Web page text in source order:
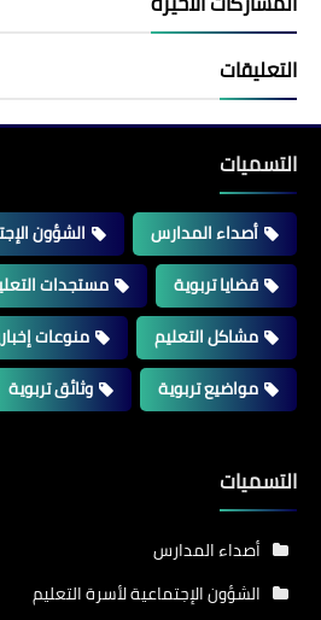
التعليقات
التسميات
أصداء المدارس
الشؤون
قضايا تربوية
مستجدات
مشاكل التعليم
منوعات
مواضيع تربوية
وثائق تربوية
التسميات
أصداء المدارس
الشؤون الإجتماعية لأسرة التعليم